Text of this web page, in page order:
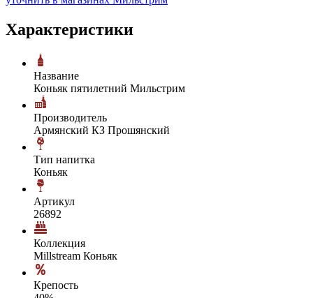
Характеристики
Название
Коньяк пятилетний Мильстрим
Производитель
Армянский КЗ Прошянский
Тип напитка
Коньяк
Артикул
26892
Коллекция
Millstream Коньяк
Крепость